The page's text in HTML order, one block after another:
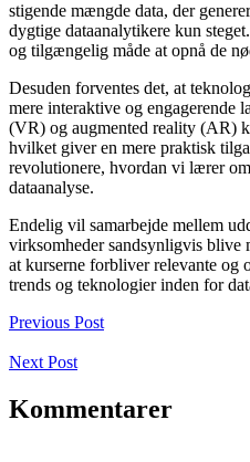
stigende mængde data, der
dygtige dataanalytikere kun
og tilgængelig måde at opnå de
Desuden forventes det, at
mere interaktive og engagerende
(VR) og augmented reality (AR)
hvilket giver en mere praktisk
revolutionere, hvordan vi lærer
dataanalyse.
Endelig vil samarbejde mellem
virksomheder sandsynligvis blive
at kurserne forbliver relevante og
trends og teknologier inden for
Previous Post
Next Post
Kommentarer